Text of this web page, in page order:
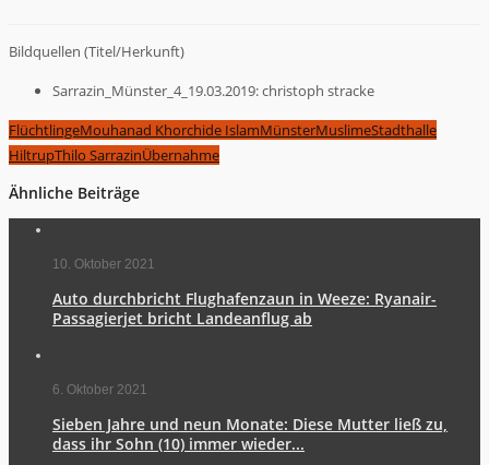
Bildquellen (Titel/Herkunft)
Sarrazin_Münster_4_19.03.2019: christoph stracke
FlüchtlingeMouhanad Khorchide IslamMünsterMuslimeStadthalle
HiltrupThilo SarrazinÜbernahme
Ähnliche Beiträge
10. Oktober 2021
Auto durchbricht Flughafenzaun in Weeze: Ryanair-
Passagierjet bricht Landeanflug ab
6. Oktober 2021
Sieben Jahre und neun Monate: Diese Mutter ließ zu,
dass ihr Sohn (10) immer wieder...